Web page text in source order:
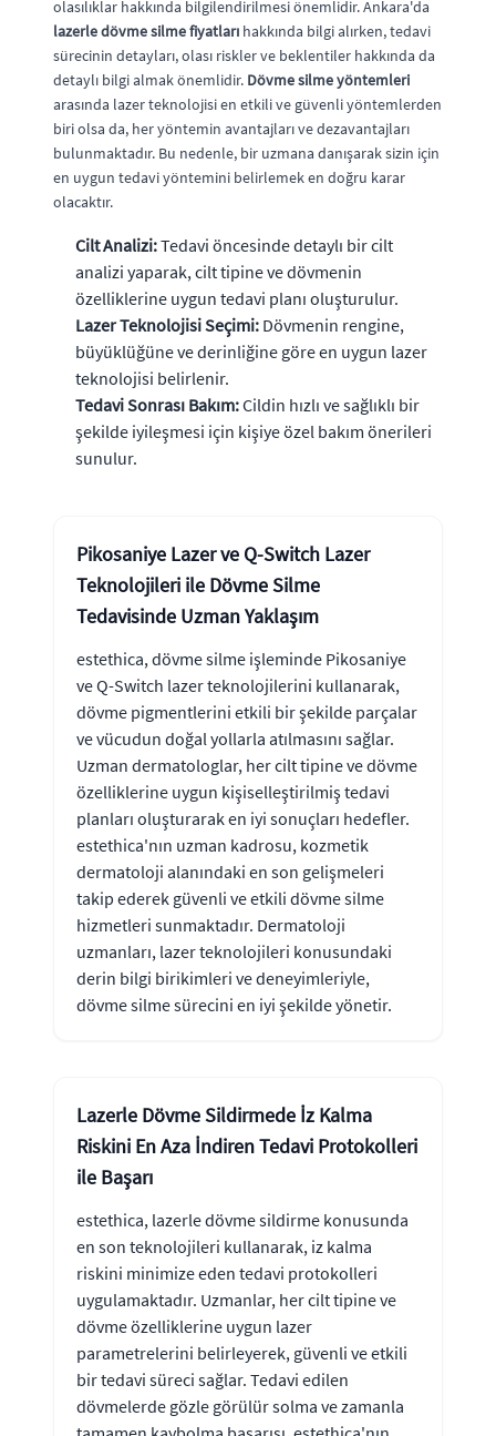
olasılıklar hakkında bilgilendirilmesi önemlidir. Ankara'da
lazerle dövme silme fiyatları hakkında bilgi alırken, tedavi
sürecinin detayları, olası riskler ve beklentiler hakkında da
detaylı bilgi almak önemlidir. Dövme silme yöntemleri
arasında lazer teknolojisi en etkili ve güvenli yöntemlerden
biri olsa da, her yöntemin avantajları ve dezavantajları
bulunmaktadır. Bu nedenle, bir uzmana danışarak sizin için
en uygun tedavi yöntemini belirlemek en doğru karar
olacaktır.
Cilt Analizi:Tedavi öncesinde detaylı bir cilt
analizi yaparak, cilt tipine ve dövmenin
özelliklerine uygun tedavi planı oluşturulur.
Lazer Teknolojisi Seçimi: Dövmenin rengine,
büyüklüğüne ve derinliğine göre en uygun lazer
teknolojisi belirlenir.
Tedavi Sonrası Bakım:Cildin hızlı ve sağlıklı bir
şekilde iyileşmesi için kişiye özel bakım önerileri
sunulur.
Pikosaniye Lazer ve Q-Switch Lazer
Teknolojileri ile Dövme Silme
Tedavisinde Uzman Yaklaşım
estethica, dövme silme işleminde Pikosaniye
ve Q-Switch lazer teknolojilerini kullanarak,
dövme pigmentlerini etkili bir şekilde parçalar
ve vücudun doğal yollarla atılmasını sağlar.
Uzman dermatologlar, her cilt tipine ve dövme
özelliklerine uygun kişiselleştirilmiş tedavi
planları oluşturarak en iyi sonuçları hedefler.
estethica'nın uzman kadrosu, kozmetik
dermatoloji alanındaki en son gelişmeleri
takip ederek güvenli ve etkili dövme silme
hizmetleri sunmaktadır. Dermatoloji
uzmanları, lazer teknolojileri konusundaki
derin bilgi birikimleri ve deneyimleriyle,
dövme silme sürecini en iyi şekilde yönetir.
Lazerle Dövme Sildirmede İz Kalma
Riskini En Aza İndiren Tedavi Protokolleri
ile Başarı
estethica, lazerle dövme sildirme konusunda
en son teknolojileri kullanarak, iz kalma
riskini minimize eden tedavi protokolleri
uygulamaktadır. Uzmanlar, her cilt tipine ve
dövme özelliklerine uygun lazer
parametrelerini belirleyerek, güvenli ve etkili
bir tedavi süreci sağlar. Tedavi edilen
dövmelerde gözle görülür solma ve zamanla